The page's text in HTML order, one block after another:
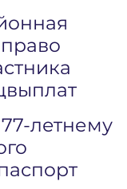
летнему